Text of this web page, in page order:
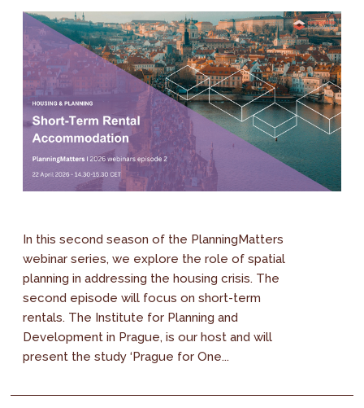
In this second season of the PlanningMatters
webinar series, we explore the role of spatial
planning in addressing the housing crisis. The
second episode will focus on short-term
rentals. The Institute for Planning and
Development in Prague, is our host and will
present the study ‘Prague for One...